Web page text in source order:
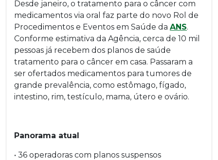
Desde janeiro, o tratamento para o câncer com
medicamentos via oral faz parte do novo Rol de
Procedimentos e Eventos em Saúde da ANS.
Conforme estimativa da Agência, cerca de 10 mil
pessoas já recebem dos planos de saúde
tratamento para o câncer em casa. Passaram a
ser ofertados medicamentos para tumores de
grande prevalência, como estômago, fígado,
intestino, rim, testículo, mama, útero e ovário.
Panorama atual
• 36 operadoras com planos suspensos